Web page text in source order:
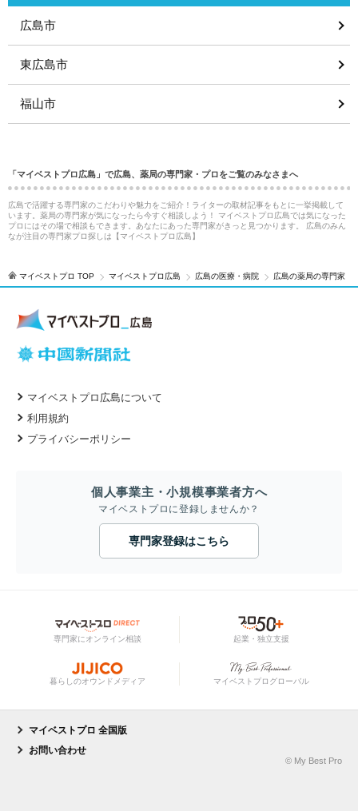
広島市
東広島市
福山市
「マイベストプロ広島」で広島、薬局の専門家・プロをご覧のみなさまへ
広島で活躍する専門家のこだわりや魅力をご紹介！ライターの取材記事をもとに一挙掲載して
います。薬局の専門家が気になったら今すぐ相談しよう！ マイベストプロ広島では気になった
プロにはその場で相談もできます。あなたにあった専門家がきっと見つかります。 広島のみん
なが注目の専門家プロ探しは【マイベストプロ広島】
マイベストプロ TOP マイベストプロ広島 広島の医療・病院 広島の薬局の専門家
マイベストプロ広島について
利用規約
プライバシーポリシー
個人事業主・小規模事業者方へ
マイベストプロに登録しませんか？
専門家登録はこちら
専門家にオンライン相談 起業・独立支援
暮らしのオウンドメディア マイベストプログローバル
マイベストプロ 全国版
お問い合わせ
© My Best Pro